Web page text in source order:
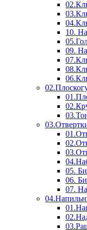
10.
09.
05.
06.
07.